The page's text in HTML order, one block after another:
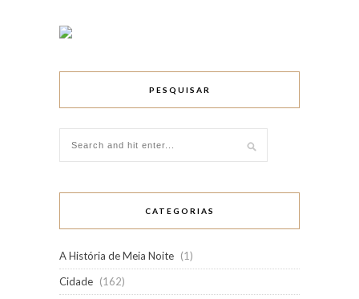
PESQUISAR
CATEGORIAS
A História de Meia Noite (1)
Cidade (162)